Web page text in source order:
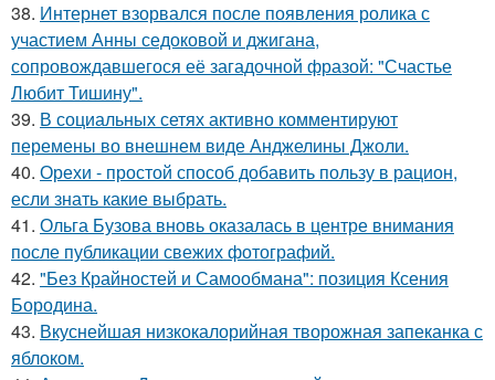
38. Интернет взорвался после появления ролика с
участием Анны седоковой и джигана,
сопровождавшегося её загадочной фразой: "Счастье
Любит Тишину".
39. В социальных сетях активно комментируют
перемены во внешнем виде Анджелины Джоли.
40. Орехи - простой способ добавить пользу в рацион,
если знать какие выбрать.
41. Ольга Бузова вновь оказалась в центре внимания
после публикации свежих фотографий.
42. "Без Крайностей и Самообмана": позиция Ксения
Бородина.
43. Вкуснейшая низкокалорийная творожная запеканка с
яблоком.